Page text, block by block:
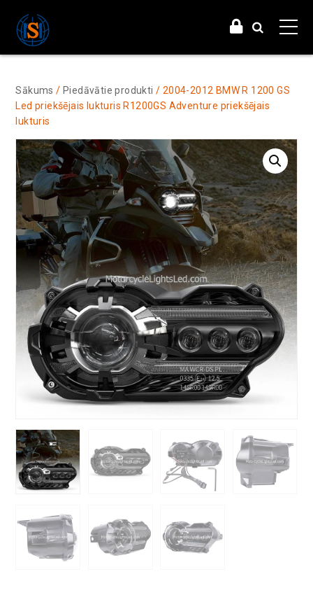
Sākums / Piedāvātie produkti / 2004-2012 BMW R 1200 GS
Led priekšējais lukturis R1200GS Adventure priekšējais
lukturis